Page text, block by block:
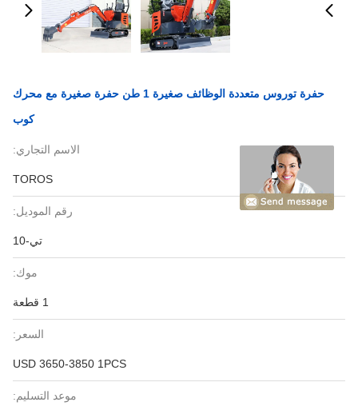
حفرة توروس متعددة الوظائف صغيرة 1 طن حفرة صغيرة مع محرك
كوب
الاسم التجاري:
TOROS
رقم الموديل:
تي-10
موك:
السعر:
USD 3650-3850 1PCS
موعد التسليم: